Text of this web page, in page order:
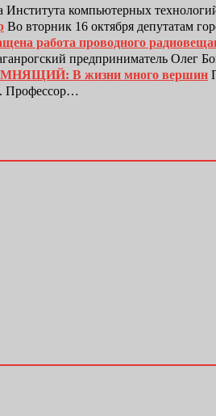
Института компьютерных
Во вторник 16 октября депутатам
работа проводного
предприниматель Олег
В жизни много вершин
Профессор…